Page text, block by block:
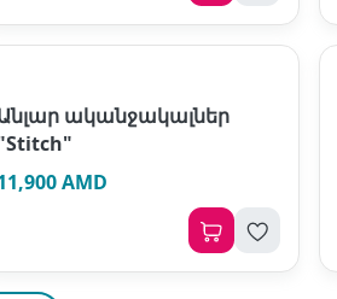
ականջակալներ
AMD